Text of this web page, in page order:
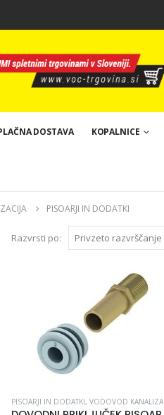
DOSTAVA KOPALNICE
PISOARJI IN DODATKI
Razvrsti po:
PISOARJI IN DODATKI, VODOVOD KANALIZACIJA